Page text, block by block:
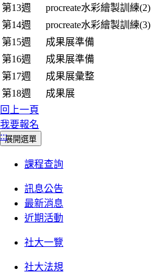
第13週
procreate水彩繪製訓練(2)
第14週
procreate水彩繪製訓練(3)
第15週
成果展準備
第16週
成果展準備
第17週
成果展彙整
第18週
成果展
回上一頁
我要報名
:::展開選單
課程查詢
訊息公告
最新消息
近期活動
社大一覽
社大法規